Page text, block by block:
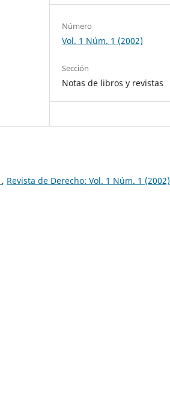
Número
Vol. 1 Núm. 1 (2002)
Sección
Notas de libros y revistas
, Revista de Derecho: Vol. 1 Núm. 1 (2002)